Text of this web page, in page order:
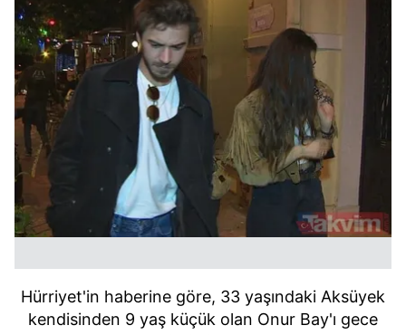
Hürriyet'in haberine göre, 33 yaşındaki Aksüyek
kendisinden 9 yaş küçük olan Onur Bay'ı gece